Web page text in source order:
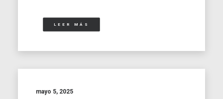
LEER MÁS
mayo 5, 2025